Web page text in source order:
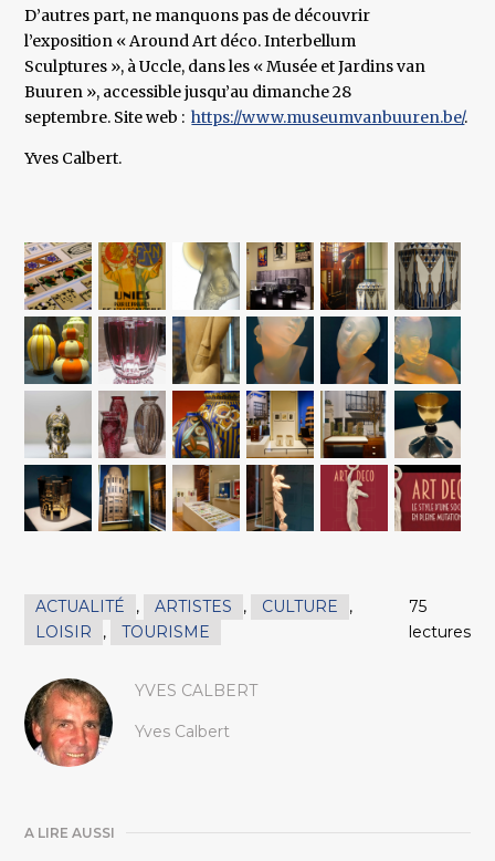
D’autres part, ne manquons pas de découvrir
l’exposition « Around Art déco. Interbellum
Sculptures », à Uccle, dans les « Musée et Jardins van
Buuren », accessible jusqu’au dimanche 28
septembre. Site web :https://www.museumvanbuuren.be/.
Yves Calbert.
ACTUALITÉ , ARTISTES , CULTURE
,
LOISIR
, TOURISME
75
lectures
YVES CALBERT
Yves Calbert
A LIRE AUSSI